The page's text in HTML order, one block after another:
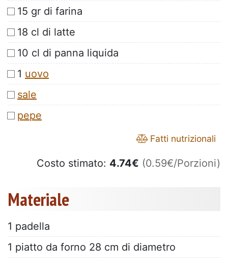
15 gr di farina
18 cl di latte
10 cl di panna liquida
1 uovo
sale
pepe
Fatti nutrizionali
Costo stimato: 4.74€ (0.59€/Porzioni)
Materiale
1 padella
1 piatto da forno 28 cm di diametro